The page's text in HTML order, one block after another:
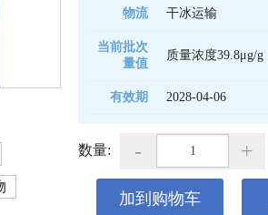
物流 干冰运输
当前批次
量值
质量浓度39.8μg/g
有效期 2028-04-06
数量: - +
加到购物车